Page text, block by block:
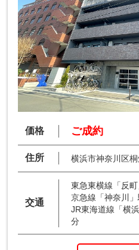
価格 ご成約
住所 横浜市神奈川区
交通
東急東横線「反
京急線「神奈川
JR東海道線「横
分